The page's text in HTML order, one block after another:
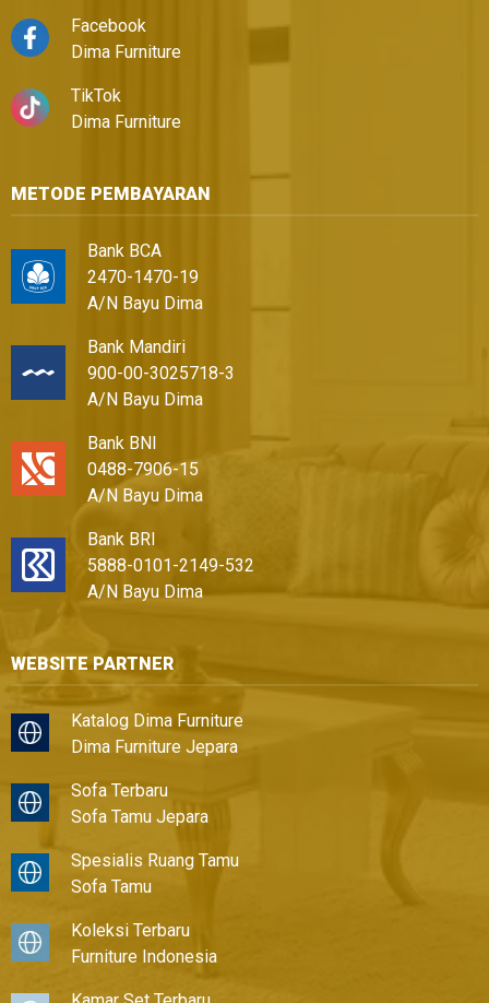
Facebook
Dima Furniture
TikTok
Dima Furniture
METODE PEMBAYARAN
Bank BCA
2470-1470-19
A/N Bayu Dima
Bank Mandiri
900-00-3025718-3
A/N Bayu Dima
Bank BNI
0488-7906-15
A/N Bayu Dima
Bank BRI
5888-0101-2149-532
A/N Bayu Dima
WEBSITE PARTNER
Katalog Dima Furniture
Dima Furniture Jepara
Sofa Terbaru
Sofa Tamu Jepara
Spesialis Ruang Tamu
Sofa Tamu
Koleksi Terbaru
Furniture Indonesia